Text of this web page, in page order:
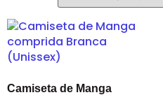
Camiseta de Manga